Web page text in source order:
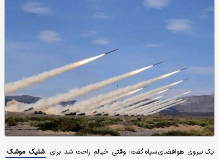
یک نیروی هوافضای سپاه گفت: وقتی خیالم راحت شد برای شلیک موشک